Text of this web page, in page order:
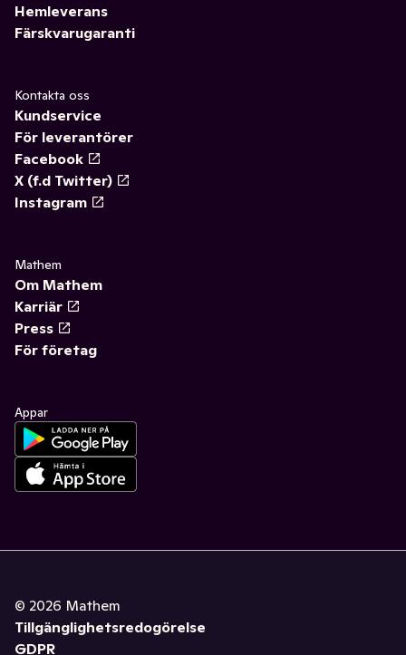
Hemleverans
Färskvarugaranti
Kontakta oss
Kundservice
För leverantörer
Facebook
X (f.d Twitter)
Instagram
Mathem
Om Mathem
Karriär
Press
För företag
Appar
© 2026 Mathem
Tillgänglighetsredogörelse
GDPR